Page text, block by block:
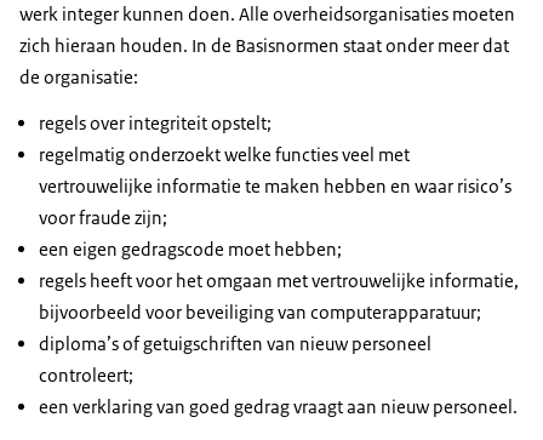
werk integer kunnen doen. Alle overheidsorganisaties moeten
zich hieraan houden. In de Basisnormen staat onder meer dat
de organisatie:
regels over integriteit opstelt;
regelmatig onderzoekt welke functies veel met
vertrouwelijke informatie te maken hebben en waar risico’s
voor fraude zijn;
een eigen gedragscode moet hebben;
regels heeft voor het omgaan met vertrouwelijke informatie,
bijvoorbeeld voor beveiliging van computerapparatuur;
diploma’s of getuigschriften van nieuw personeel
controleert;
een verklaring van goed gedrag vraagt aan nieuw personeel.